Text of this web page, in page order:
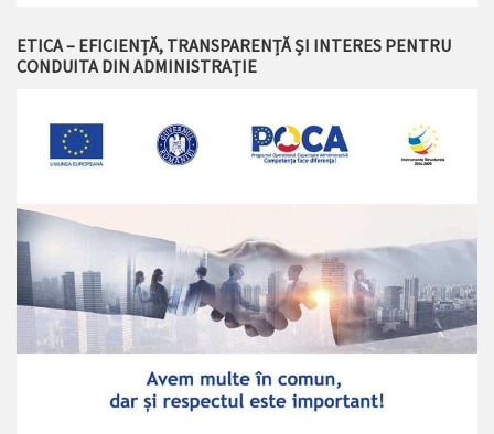
ETICA – EFICIENȚĂ, TRANSPARENȚĂ ȘI INTERES PENTRU
CONDUITA DIN ADMINISTRAȚIE